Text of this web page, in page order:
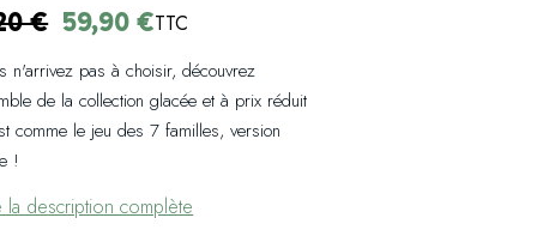
€ 59,90 €TTC
n'arrivez pas à choisir, découvrez
de la collection glacée et à prix réduit
comme le jeu des 7 familles, version
!
la description complète